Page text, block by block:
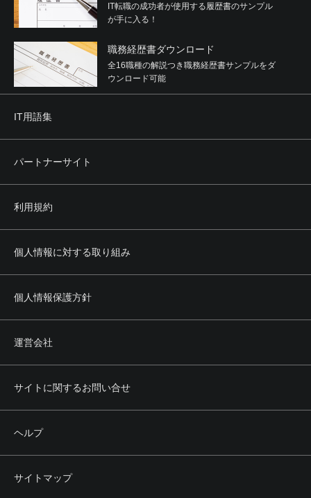
IT転職の成功者が使用する履歴書のサンプル
が手に入る！
職務経歴書ダウンロード
全16職種の解説つき職務経歴書サンプルをダ
ウンロード可能
IT用語集
パートナーサイト
利用規約
個人情報に対する取り組み
個人情報保護方針
運営会社
サイトに関するお問い合せ
ヘルプ
サイトマップ